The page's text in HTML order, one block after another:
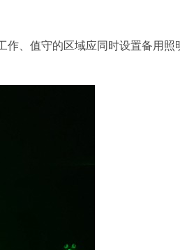
值守的区域应同时设置备用照